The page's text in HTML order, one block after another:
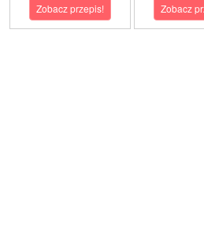
Zobacz przepis! Zobacz